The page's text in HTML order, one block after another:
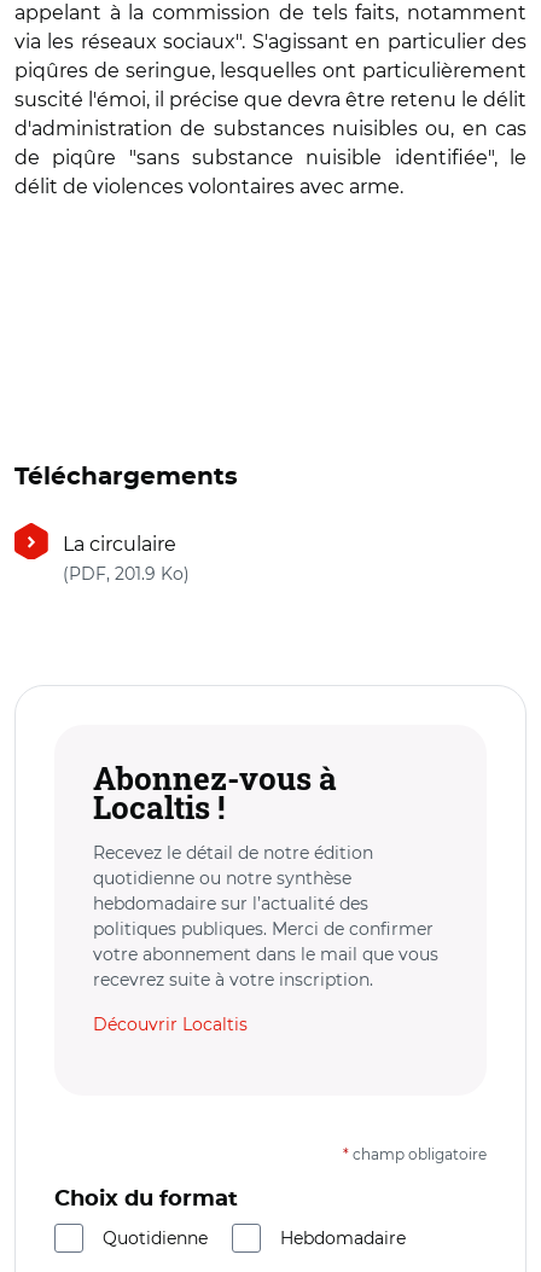
appelant à la commission de tels faits, notamment
via les réseaux sociaux". S'agissant en particulier des
piqûres de seringue, lesquelles ont particulièrement
suscité l'émoi, il précise que devra être retenu le délit
d'administration de substances nuisibles ou, en cas
de piqûre "sans substance nuisible identifiée", le
délit de violences volontaires avec arme.
Téléchargements
La circulaire
(PDF, 201.9 Ko)
Abonnez-vous à
Localtis !
Recevez le détail de notre édition
quotidienne ou notre synthèse
hebdomadaire sur l’actualité des
politiques publiques. Merci de confirmer
votre abonnement dans le mail que vous
recevrez suite à votre inscription.
Découvrir Localtis
* champ obligatoire
Choix du format
Quotidienne
Hebdomadaire